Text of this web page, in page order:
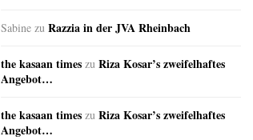
Sabine zu Razzia in der JVA Rheinbach
the kasaan times zu Riza Kosar’s zweifelhaftes
Angebot…
the kasaan times zu Riza Kosar’s zweifelhaftes
Angebot…